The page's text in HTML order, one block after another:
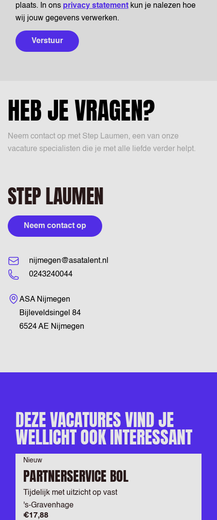
plaats. In ons privacy statement kun je nalezen hoe
wij jouw gegevens verwerken.
Verstuur
HEB JE VRAGEN?
Neem contact op met Step Laumen, een van onze
vacature specialisten die je met alle liefde verder helpt.
STEP LAUMEN
Neem contact op
nijmegen@asatalent.nl
0243240044
Bezoekadres
ASA Nijmegen
Bijleveldsingel 84
6524 AE Nijmegen
DEZE VACATURES VIND JE
WELLICHT OOK INTERESSANT
Nieuw
PARTNERSERVICE BOL
Tijdelijk met uitzicht op vast
's-Gravenhage
€17,88